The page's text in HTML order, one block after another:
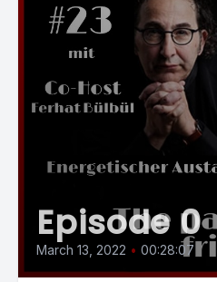
Episode 0
March 13, 2022 • 00:28:07